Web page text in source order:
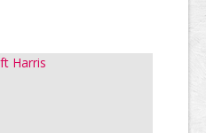
Harris